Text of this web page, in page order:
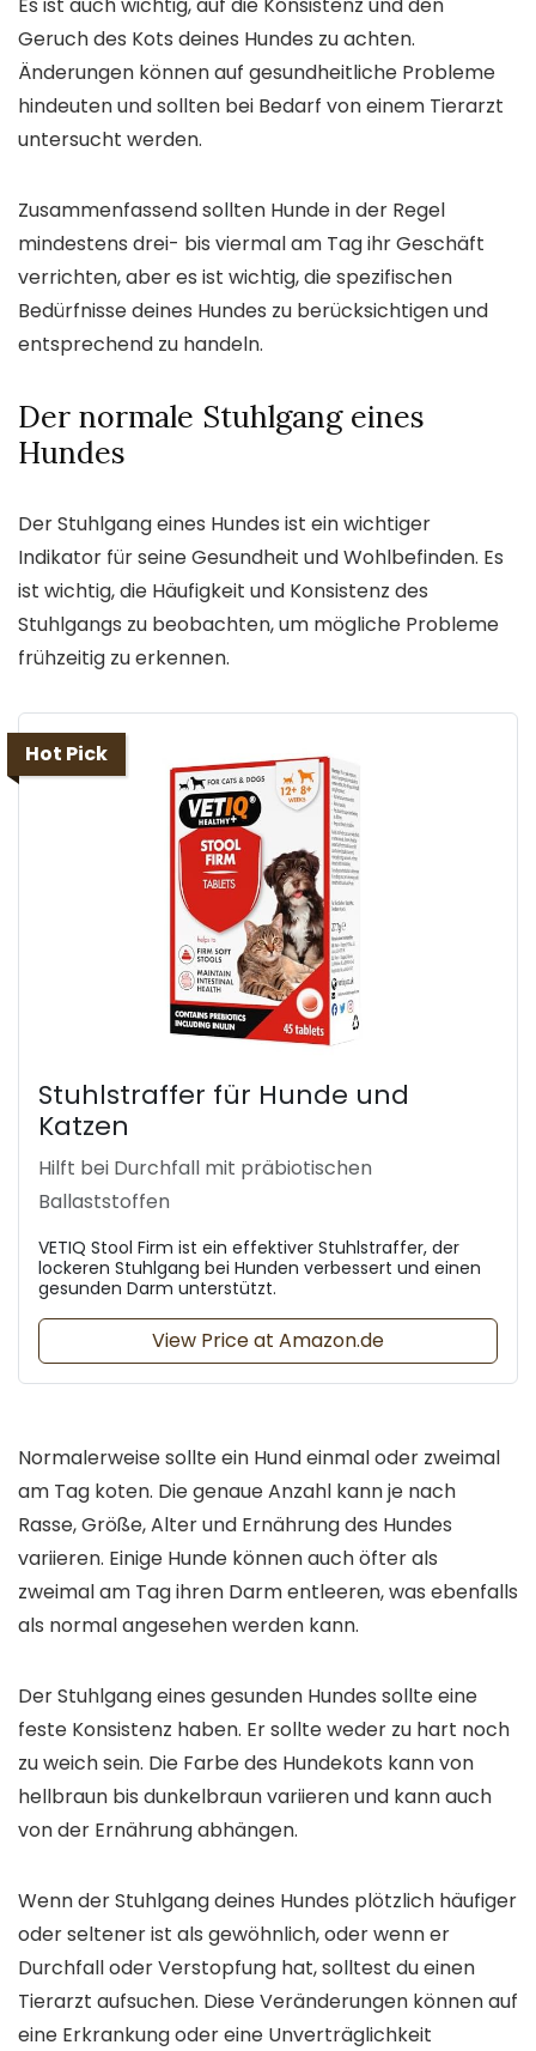
Es ist auch wichtig, auf die Konsistenz und den
Geruch des Kots deines Hundes zu achten.
Änderungen können auf gesundheitliche Probleme
hindeuten und sollten bei Bedarf von einem Tierarzt
untersucht werden.
Zusammenfassend sollten Hunde in der Regel
mindestens drei- bis viermal am Tag ihr Geschäft
verrichten, aber es ist wichtig, die spezifischen
Bedürfnisse deines Hundes zu berücksichtigen und
entsprechend zu handeln.
Der normale Stuhlgang eines
Hundes
Der Stuhlgang eines Hundes ist ein wichtiger
Indikator für seine Gesundheit und Wohlbefinden. Es
ist wichtig, die Häufigkeit und Konsistenz des
Stuhlgangs zu beobachten, um mögliche Probleme
frühzeitig zu erkennen.
Hot Pick
Stuhlstraffer für Hunde und
Katzen
Hilft bei Durchfall mit präbiotischen
Ballaststoffen
VETIQ Stool Firm ist ein effektiver Stuhlstraffer, der
lockeren Stuhlgang bei Hunden verbessert und einen
gesunden Darm unterstützt.
View Price at Amazon.de
Normalerweise sollte ein Hund einmal oder zweimal
am Tag koten. Die genaue Anzahl kann je nach
Rasse, Größe, Alter und Ernährung des Hundes
variieren. Einige Hunde können auch öfter als
zweimal am Tag ihren Darm entleeren, was ebenfalls
als normal angesehen werden kann.
Der Stuhlgang eines gesunden Hundes sollte eine
feste Konsistenz haben. Er sollte weder zu hart noch
zu weich sein. Die Farbe des Hundekots kann von
hellbraun bis dunkelbraun variieren und kann auch
von der Ernährung abhängen.
Wenn der Stuhlgang deines Hundes plötzlich häufiger
oder seltener ist als gewöhnlich, oder wenn er
Durchfall oder Verstopfung hat, solltest du einen
Tierarzt aufsuchen. Diese Veränderungen können auf
eine Erkrankung oder eine Unverträglichkeit